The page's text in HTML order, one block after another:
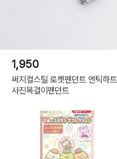
1,950
써지컬스틸 로켓펜던트 엔틱하트
사진목걸이펜던트